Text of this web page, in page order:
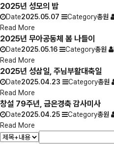
2025년 성모의 밤
Date2025.05.07 Category총원
Read More
2025년 무아공동체 봄 나들이
Date2025.05.16 Category총원
Read More
2025년 성삼일, 주님부활대축일
Date2025.04.23 Category총원
Read More
창설 79주년, 금은경축 감사미사
Date2025.04.25 Category총원
Read More